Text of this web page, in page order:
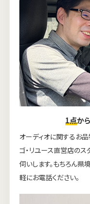
1点か
オーディオに関するお
ゴ・リユース直営店の
伺いします。もちろん県
軽にお電話ください。